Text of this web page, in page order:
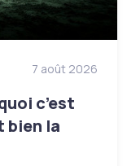
7 août 2026
c’est
bien la